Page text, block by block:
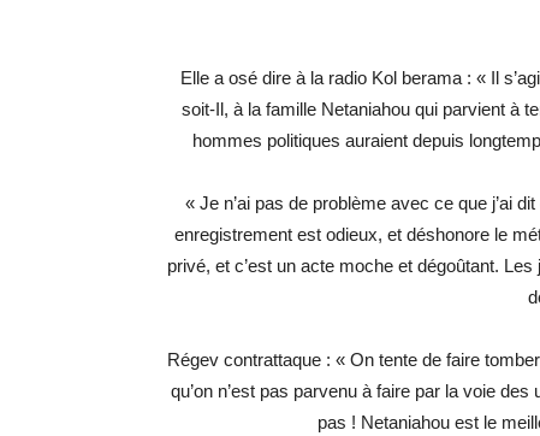
Elle a osé dire à la radio Kol berama : « Il
soit-Il, à la famille Netaniahou qui parvient à
hommes politiques auraient depuis
« Je n’ai pas de problème avec ce que j’ai
enregistrement est odieux, et déshonore le
privé, et c’est un acte moche et dégoûtant.
Régev contrattaque : « On tente de faire
qu’on n’est pas parvenu à faire par la voie
pas ! Netaniahou est le